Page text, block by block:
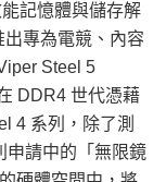
記憶體與儲存解
出專為電競、內容
Steel 5
DDR4 世代憑藉
4 系列，除了測
申請中的「無限鏡